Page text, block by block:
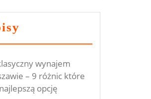
wynajem
– 9 różnic które
opcję